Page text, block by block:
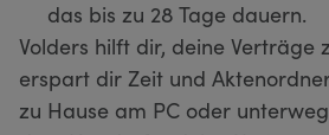
das bis zu 28 Tage dauern.
Volders hilft dir, deine Verträge
erspart dir Zeit und
zu Hause am PC oder